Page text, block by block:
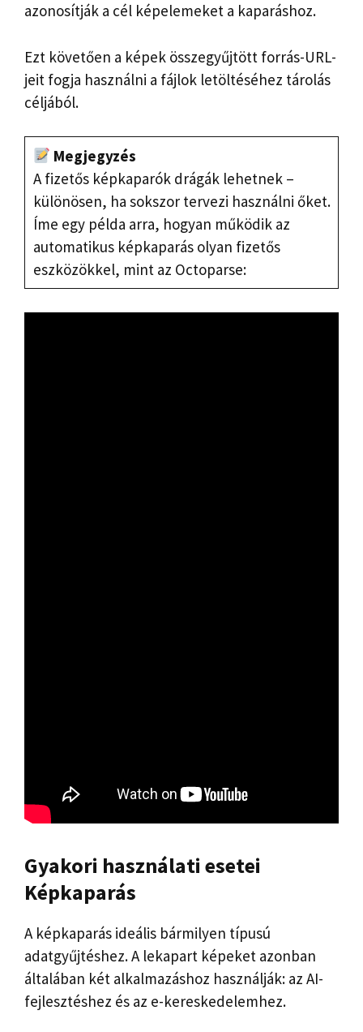
azonosítják a cél képelemeket a kaparáshoz.
Ezt követően a képek összegyűjtött forrás-URL-
jeit fogja használni a fájlok letöltéséhez tárolás
céljából.
Megjegyzés
A fizetős képkaparók drágák lehetnek –
különösen, ha sokszor tervezi használni őket.
Íme egy példa arra, hogyan működik az
automatikus képkaparás olyan fizetős
eszközökkel, mint az Octoparse:
Gyakori használati esetei
Képkaparás
A képkaparás ideális bármilyen típusú
adatgyűjtéshez. A lekapart képeket azonban
általában két alkalmazáshoz használják: az AI-
fejlesztéshez és az e-kereskedelemhez.